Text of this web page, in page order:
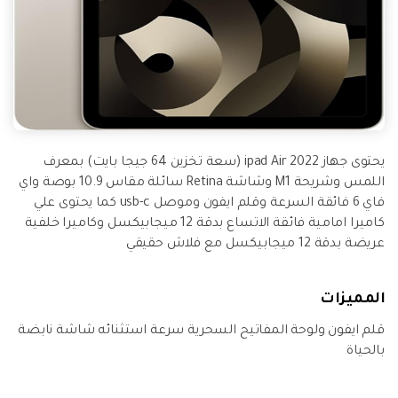
يحتوى جهاز ipad Air 2022 (سعة تخزين 64 جيجا بايت) بمعرف
اللمس وشريحة M1 وشاشة Retina سائلة مقاس 10.9 بوصة واي
فاي 6 فائقة السرعة وقلم ايفون وموصل usb-c كما يحتوى علي
كاميرا امامية فائقة الاتساع بدقة 12 ميجابيكسل وكاميرا خلفية
عريضة بدقة 12 ميجابيكسل مع فلاش حقيقي
المميزات
قلم ايفون ولوحة المفاتيح السحرية سرعة استثنائه شاشة نابضة
بالحياة